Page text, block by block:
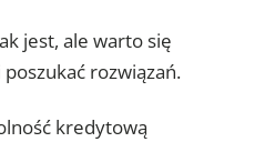
jest, ale warto się
poszukać rozwiązań.
kredytową